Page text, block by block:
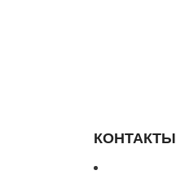
КОНТАКТЫ